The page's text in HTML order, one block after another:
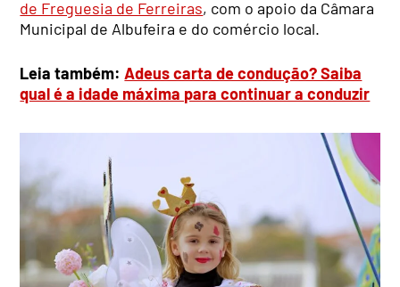
de Freguesia de Ferreiras, com o apoio da Câmara
Municipal de Albufeira e do comércio local.
Leia também:Adeus carta de condução? Saiba
qual é a idade máxima para continuar a conduzir